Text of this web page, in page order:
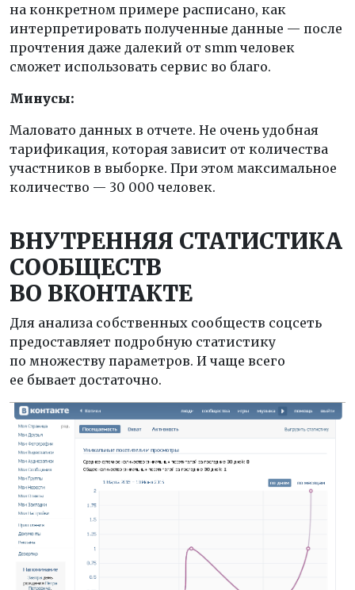
на конкретном примере расписано, как
интерпретировать полученные данные — после
прочтения даже далекий от smm человек
сможет использовать сервис во благо.
Минусы:
Маловато данных в отчете. Не очень удобная
тарификация, которая зависит от количества
участников в выборке. При этом максимальное
количество — 30 000 человек.
ВНУТРЕННЯЯ СТАТИСТИКА
СООБЩЕСТВ
ВО ВКОНТАКТЕ
Для анализа собственных сообществ соцсеть
предоставляет подробную статистику
по множеству параметров. И чаще всего
ее бывает достаточно.